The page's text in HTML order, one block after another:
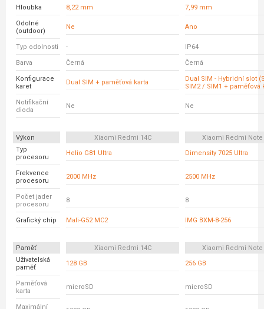
Hloubka 8,22 mm 7,99 mm
Odolné
(outdoor)
Ne Ano
Typ odolnosti - IP64
Barva Černá Černá
Konfigurace
karet
Dual SIM + paměťová karta
Dual SIM - Hybridní slot
SIM2 / SIM1 + paměťová
Notifikační
dioda
Ne Ne
Výkon Xiaomi Redmi 14C
Xiaomi Redmi Note
Typ
procesoru
Helio G81 Ultra Dimensity 7025 Ultra
Frekvence
procesoru
2000 MHz 2500 MHz
Počet jader
procesoru
8 8
Grafický chip Mali-G52 MC2 IMG BXM-8-256
Paměť Xiaomi Redmi 14C
Xiaomi Redmi Note
Uživatelská
paměť
128 GB 256 GB
Paměťová
karta
microSD microSD
Maximální